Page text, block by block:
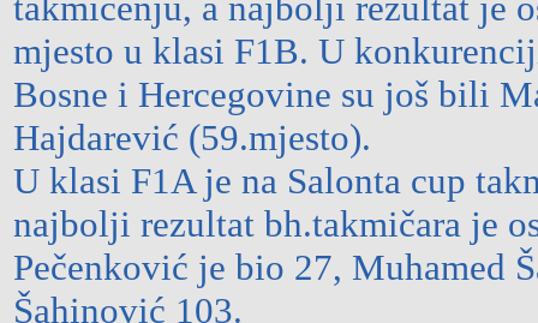
mjesto u klasi F1B. U
Bosne i Hercegovine su još bili
Hajdarević (59.mjesto).
U klasi F1A je na Salonta cup
najbolji rezultat bh.takmičara je
Pečenković je bio 27, Muhamed
Šahinović 103.